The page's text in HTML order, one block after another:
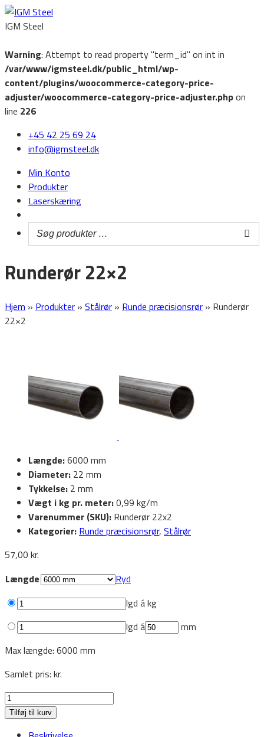
IGM Steel
Warning: Attempt to read property "term_id" on int in
/var/www/igmsteel.dk/public_html/wp-
content/plugins/woocommerce-category-price-
adjuster/woocommerce-category-price-adjuster.phpon
line 226
‭+45 42 25 69 24‬
info@igmsteel.dk
Min Konto
Produkter
Laserskæring
Runderør 22×2
Hjem » Produkter » Stålrør » Runde præcisionsrør » Runderør
22×2
Længde:6000 mm
Diameter: 22 mm
Tykkelse: 2 mm
Vægt i kg pr. meter:0,99 kg/m
Varenummer (SKU): Runderør 22x2
Kategorier: Runde præcisionsrør, Stålrør
57,00 kr.
Længde
Ryd
lgd ákg
lgd á
mm
Max længde: 6000 mm
Samlet pris: kr.
Runderør
22x2
Tilføj til kurv